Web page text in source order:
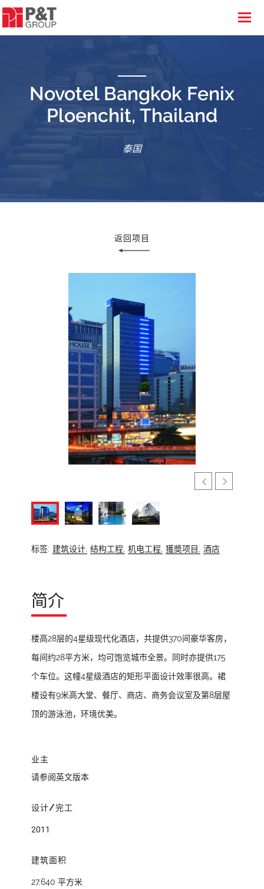
Novotel Bangkok Fenix
Ploenchit, Thailand
泰国
返回项目
标签: 建筑设计, 结构工程, 机电工程, 獲奬项目, 酒店
简介
楼高28层的4星级现代化酒店，共提供370间豪华客房，
每间约28平方米，均可饱览城市全景。同时亦提供175
个车位。这幢4星级酒店的矩形平面设计效率很高。裙
楼设有9米高大堂、餐厅、商店、商务会议室及第8层屋
顶的游泳池，环境优美。
业主
请参阅英文版本
设计/完工
2011
建筑面积
27,640 平方米